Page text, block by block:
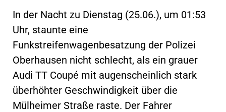
In der Nacht zu Dienstag (25.06.), um 01:53
Uhr, staunte eine
Funkstreifenwagenbesatzung der Polizei
Oberhausen nicht schlecht, als ein grauer
Audi TT Coupé mit augenscheinlich stark
überhöhter Geschwindigkeit über die
Mülheimer Straße raste. Der Fahrer